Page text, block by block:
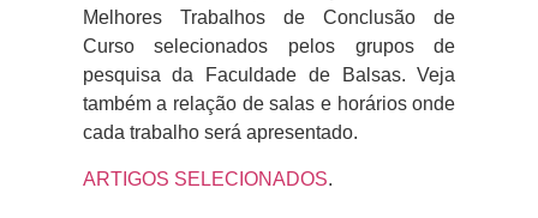
Melhores Trabalhos de Conclusão de
Curso selecionados pelos grupos de
pesquisa da Faculdade de Balsas. Veja
também a relação de salas e horários onde
cada trabalho será apresentado.
ARTIGOS SELECIONADOS.